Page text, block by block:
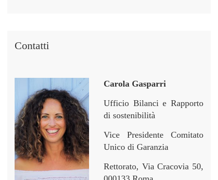
Contatti
Carola Gasparri
Ufficio Bilanci e Rapporto
di sostenibilità
Vice Presidente Comitato
Unico di Garanzia
Rettorato, Via Cracovia 50,